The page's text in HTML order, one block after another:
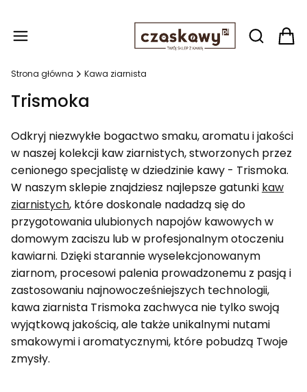
Otwórz
Strona główna Kawa ziarnista
Trismoka
Odkryj niezwykłe bogactwo smaku, aromatu i jakości
w naszej kolekcji kaw ziarnistych, stworzonych przez
cenionego specjalistę w dziedzinie kawy - Trismoka.
W naszym sklepie znajdziesz najlepsze gatunki kaw
ziarnistych, które doskonale nadadzą się do
przygotowania ulubionych napojów kawowych w
domowym zaciszu lub w profesjonalnym otoczeniu
kawiarni. Dzięki starannie wyselekcjonowanym
ziarnom, procesowi palenia prowadzonemu z pasją i
zastosowaniu najnowocześniejszych technologii,
kawa ziarnista Trismoka zachwyca nie tylko swoją
wyjątkową jakością, ale także unikalnymi nutami
smakowymi i aromatycznymi, które pobudzą Twoje
zmysły.